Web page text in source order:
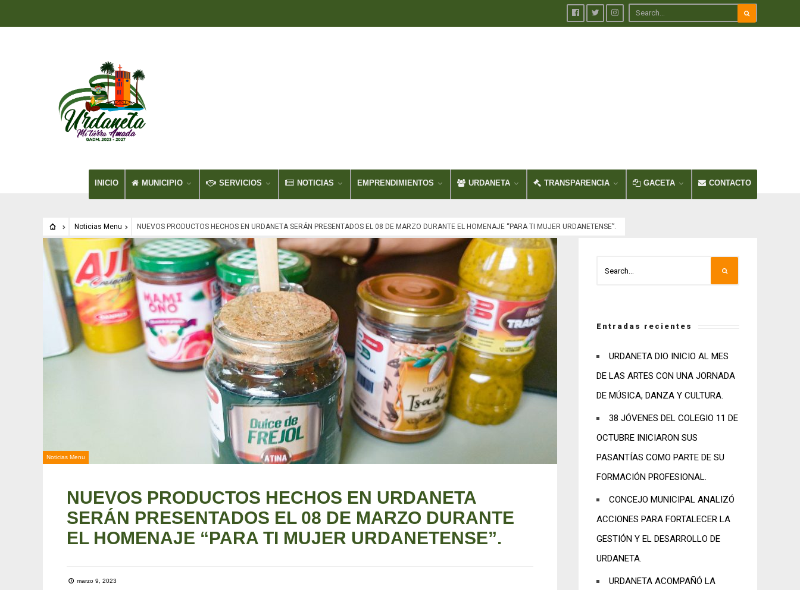
INICIO MUNICIPIO SERVICIOS NOTICIAS EMPRENDIMIENTOS URDANETA TRANSPARENCIA GACETA CONTACTO
Noticias Menu NUEVOS PRODUCTOS HECHOS EN URDANETA SERÁN PRESENTADOS EL 08 DE MARZO DURANTE EL HOMENAJE “PARA TI MUJER URDANETENSE”.
Noticias Menu
NUEVOS PRODUCTOS HECHOS EN URDANETA
SERÁN PRESENTADOS EL 08 DE MARZO DURANTE
EL HOMENAJE “PARA TI MUJER URDANETENSE”.
marzo 9, 2023
Entradas recientes
URDANETA DIO INICIO AL MES
DE LAS ARTES CON UNA JORNADA
DE MÚSICA, DANZA Y CULTURA.
38 JÓVENES DEL COLEGIO 11 DE
OCTUBRE INICIARON SUS
PASANTÍAS COMO PARTE DE SU
FORMACIÓN PROFESIONAL.
CONCEJO MUNICIPAL ANALIZÓ
ACCIONES PARA FORTALECER LA
GESTIÓN Y EL DESARROLLO DE
URDANETA.
URDANETA ACOMPAÑÓ LA